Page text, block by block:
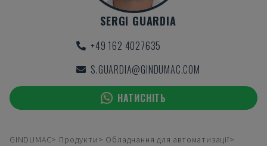
SERGI GUARDIA
+49 162 4027635
S.GUARDIA@GINDUMAC.COM
НАТИСНІТЬ
GINDUMAC Продукти
Обладнання для автоматизації